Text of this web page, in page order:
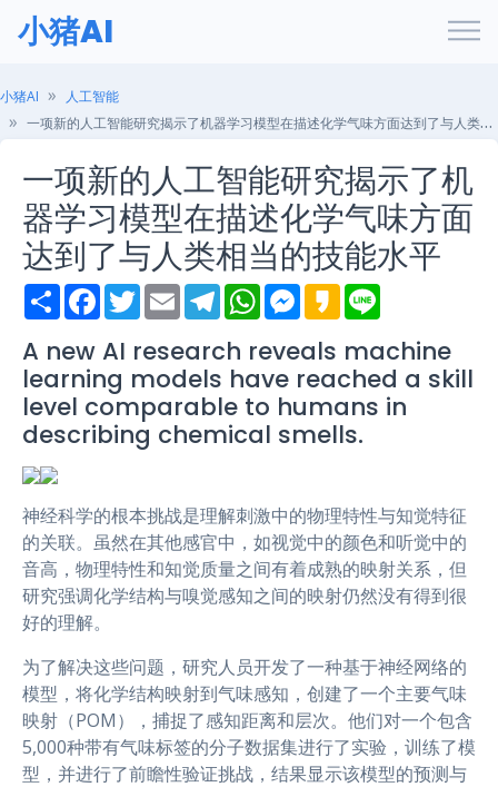
小猪AI
小猪AI
人工智能
一项新的人工智能研究揭示了机器学习模型在描述化学气味方面达到了与人类相当的技能水平
一项新的人工智能研究揭示了机
器学习模型在描述化学气味方面
达到了与人类相当的技能水平
S
h
r
e
F
a
e
b
o
o
k
T
w
t
t
e
r
E
m
i
l
T
e
e
g
r
a
m
W
h
t
s
A
p
p
M
e
s
e
n
g
e
r
K
a
a
o
e
A new AI research reveals machine
learning models have reached a skill
level comparable to humans in
describing chemical smells.
神经科学的根本挑战是理解刺激中的物理特性与知觉特征
的关联。虽然在其他感官中，如视觉中的颜色和听觉中的
音高，物理特性和知觉质量之间有着成熟的映射关系，但
研究强调化学结构与嗅觉感知之间的映射仍然没有得到很
好的理解。
为了解决这些问题，研究人员开发了一种基于神经网络的
模型，将化学结构映射到气味感知，创建了一个主要气味
映射（POM），捕捉了感知距离和层次。他们对一个包含
5,000种带有气味标签的分子数据集进行了实验，训练了模
型，并进行了前瞻性验证挑战，结果显示该模型的预测与